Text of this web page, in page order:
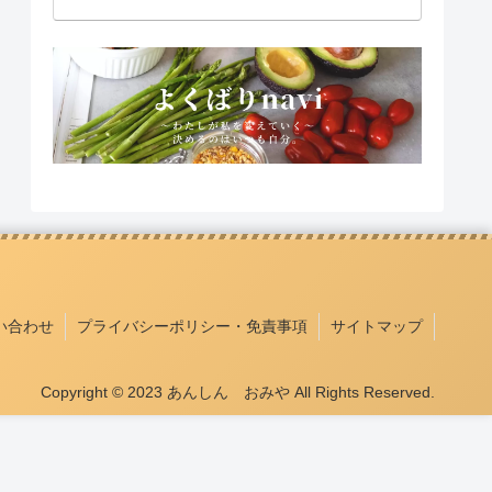
合わせ プライバシーポリシー・免責事項 サイトマップ
Copyright © 2023 あんしん おみや All Rights Reserved.